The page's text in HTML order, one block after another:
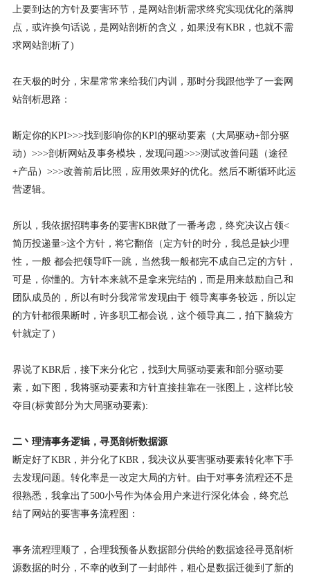
上要到达的方针及要害环节，是网站剖析需求终究实现优化的落脚
点，或许换句话说，是网站剖析的含义，如果没有KBR，也就不需
求网站剖析了)
在天极的时分，宋星常常来给我们内训，那时分我跟他学了一套网
站剖析思路：
断定你的KPI>>>找到影响你的KPI的驱动要素（大局驱动+部分驱
动）>>>剖析网站及事务模块，发现问题>>>测试改善问题（途径
+产品）>>>改善前后比照，应用效果好的优化。然后不断循环此运
营逻辑。
所以，我依据招聘事务的要害KBR做了一番考虑，终究决议占领<
简历投递量>这个方针，将它翻倍（定方针的时分，我总是缺少理
性，一般 都会把领导吓一跳，当然我一般都完不成自己定的方针，
可是，你懂的。方针本来就不是拿来完结的，而是用来鼓励自己和
团队成员的，所以有时分我常常发现由于 领导离事务较远，所以定
的方针都很果断时，许多职工都会说，这个领导真二，拍下脑袋方
针就定了）
界说了KBR后，接下来分化它，找到大局驱动要素和部分驱动要
素，如下图，我将驱动要素和方针直接挂靠在一张图上，这样比较
夺目(标黄部分为大局驱动要素):
二丶理清事务逻辑，寻觅剖析数据源
断定好了KBR，并分化了KBR，我决议从要害驱动要素转化率下手
去发现问题。转化率是一改定大局的方针。由于对事务流程还不是
很熟悉，我拿出了500小号作为体会用户来进行深化体会，终究总
结了网站的要害事务流程图：
事务流程理顺了，合理我预备从数据部分供给的数据途径寻觅剖析
源数据的时分，不幸的收到了一封邮件，粗心是数据迁徙到了新的